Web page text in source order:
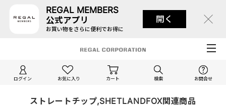
REGAL MEMBERS
公式アプリ
お買い物をさらに便利でお得に
開く
ログイン お気に入り カート 検索 お問合せ
ストレートチップ,SHETLANDFOX関連商品